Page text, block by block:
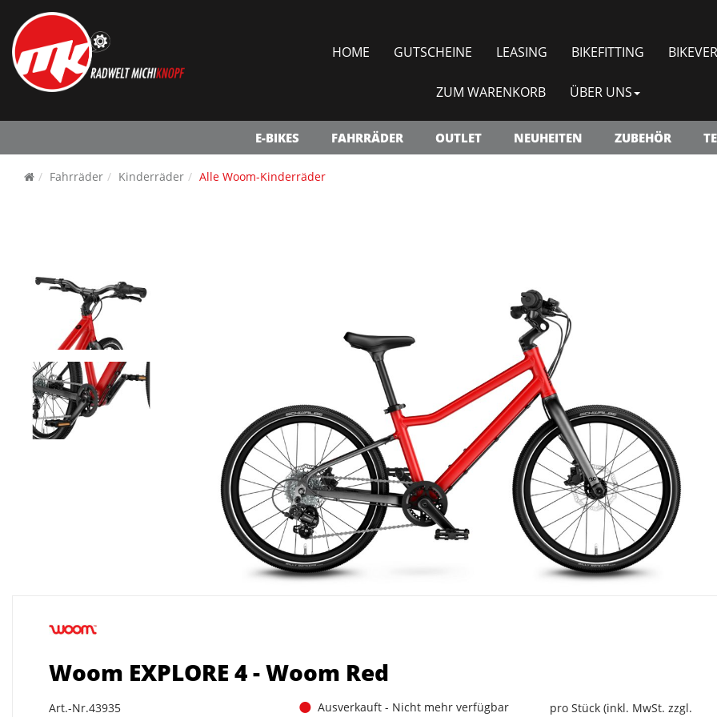
HOME GUTSCHEINE LEASING BIKEFITTING
ZUM WARENKORB ÜBER UNS
E-BIKES FAHRRÄDER OUTLET NEUHEITEN ZUBEHÖR
Fahrräder Kinderräder Alle Woom-Kinderräder
Woom EXPLORE 4 - Woom Red
Art.-Nr.43935
Ausverkauft - Nicht mehr verfügbar
pro Stück (inkl. MwSt. zzgl.